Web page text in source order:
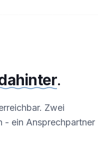
.
Zwei
- ein Ansprechpartner